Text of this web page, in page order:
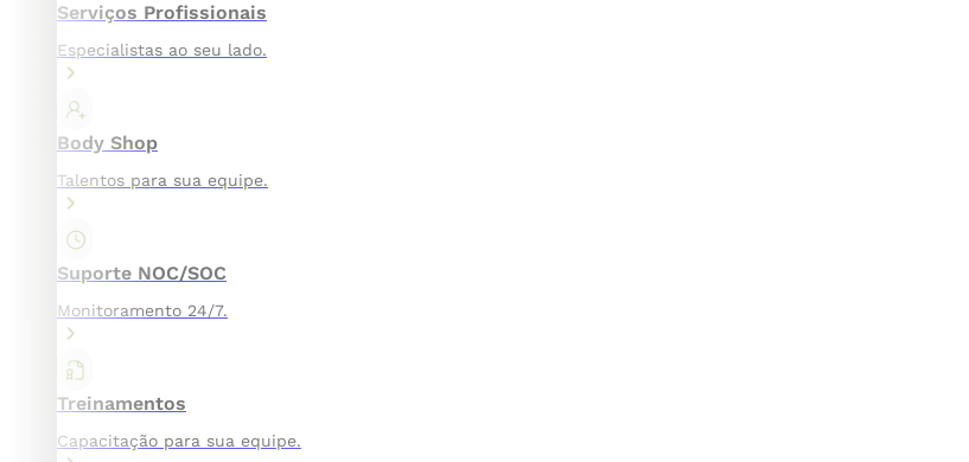
Serviços Profissionais
Especialistas ao seu lado.
Body Shop
Talentos para sua equipe.
Suporte NOC/SOC
Monitoramento 24/7.
Treinamentos
Capacitação para sua equipe.